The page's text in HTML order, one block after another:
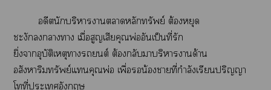
อดีตนักบริหาราาหลักทรัพย์ ต้องหยุด
ชะงักาา เมื่อสูญเสียคุณพ่ออันเป็นที่รัก
ยิ่งาอุบัติเหตุารถยนต์ ต้องกลับาริาาด้าน
อสังหาริมทรัพย์แคุณพ่อ เพื่อรอน้าที่กำลังเรียนปริญญา
โที่ะเอังกฤษ